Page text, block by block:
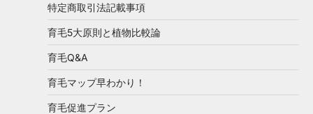
特定商取引法記載事項
育毛5大原則と植物比較論
育毛Q&A
育毛マップ早わかり！
育毛促進プラン